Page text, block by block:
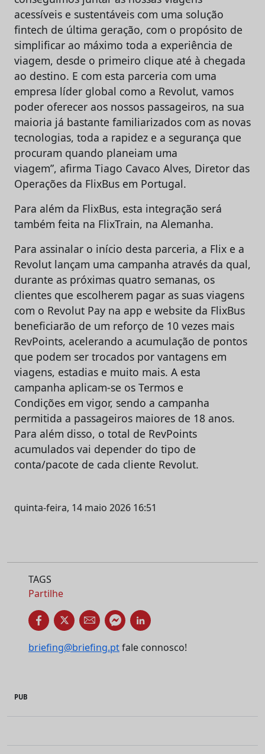
acessíveis e sustentáveis com uma solução
fintech de última geração, com o propósito de
simplificar ao máximo toda a experiência de
viagem, desde o primeiro clique até à chegada
ao destino. E com esta parceria com uma
empresa líder global como a Revolut, vamos
poder oferecer aos nossos passageiros, na sua
maioria já bastante familiarizados com as novas
tecnologias, toda a rapidez e a segurança que
procuram quando planeiam uma
viagem”, afirma Tiago Cavaco Alves, Diretor das
Operações da FlixBus em Portugal.
Para além da FlixBus, esta integração será
também feita na FlixTrain, na Alemanha.
Para assinalar o início desta parceria, a Flix e a
Revolut lançam uma campanha através da qual,
durante as próximas quatro semanas, os
clientes que escolherem pagar as suas viagens
com o Revolut Pay na app e website da FlixBus
beneficiarão de um reforço de 10 vezes mais
RevPoints, acelerando a acumulação de pontos
que podem ser trocados por vantagens em
viagens, estadias e muito mais. A esta
campanha aplicam-se os Termos e
Condições em vigor, sendo a campanha
permitida a passageiros maiores de 18 anos.
Para além disso, o total de RevPoints
acumulados vai depender do tipo de
conta/pacote de cada cliente Revolut.
quinta-feira, 14 maio 2026 16:51
TAGS
Partilhe
briefing@briefing.ptfale connosco!
PUB